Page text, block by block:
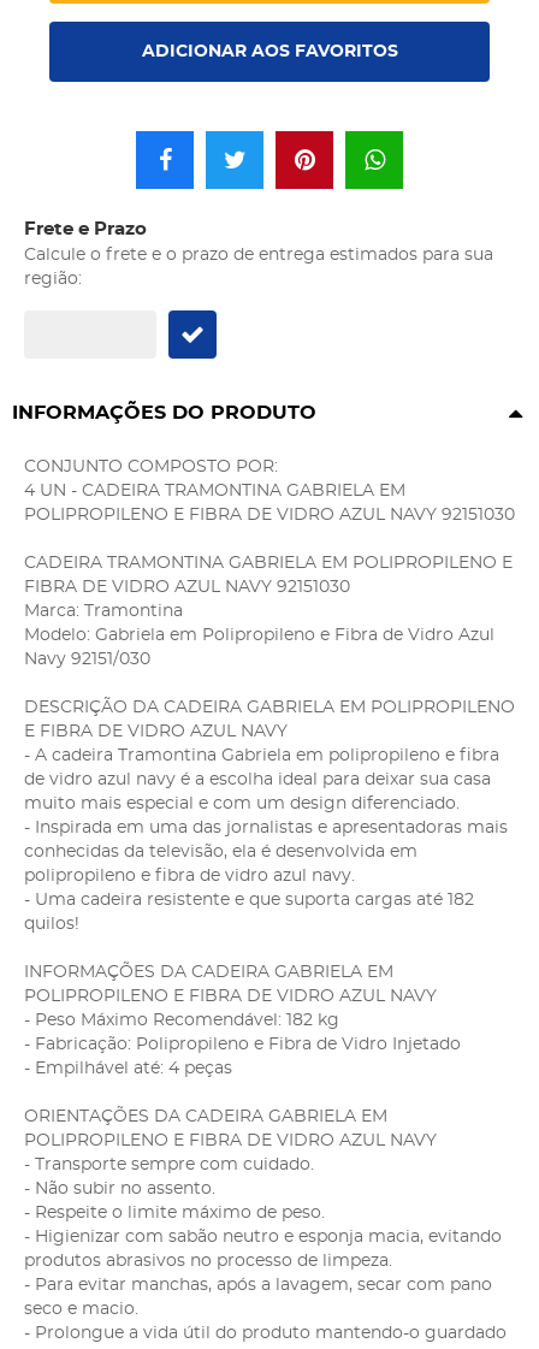
ADICIONAR AOS FAVORITOS
Frete e Prazo
Calcule o frete e o prazo de entrega estimados para sua
região:
INFORMAÇÕES DO PRODUTO
CONJUNTO COMPOSTO POR:
4 UN - CADEIRA TRAMONTINA GABRIELA EM
POLIPROPILENO E FIBRA DE VIDRO AZUL NAVY 92151030
CADEIRA TRAMONTINA GABRIELA EM POLIPROPILENO E
FIBRA DE VIDRO AZUL NAVY 92151030
Marca: Tramontina
Modelo: Gabriela em Polipropileno e Fibra de Vidro Azul
Navy 92151/030
DESCRIÇÃO DA CADEIRA GABRIELA EM POLIPROPILENO
E FIBRA DE VIDRO AZUL NAVY
- A cadeira Tramontina Gabriela em polipropileno e fibra
de vidro azul navy é a escolha ideal para deixar sua casa
muito mais especial e com um design diferenciado.
- Inspirada em uma das jornalistas e apresentadoras mais
conhecidas da televisão, ela é desenvolvida em
polipropileno e fibra de vidro azul navy.
- Uma cadeira resistente e que suporta cargas até 182
quilos!
INFORMAÇÕES DA CADEIRA GABRIELA EM
POLIPROPILENO E FIBRA DE VIDRO AZUL NAVY
- Peso Máximo Recomendável: 182 kg
- Fabricação: Polipropileno e Fibra de Vidro Injetado
- Empilhável até: 4 peças
ORIENTAÇÕES DA CADEIRA GABRIELA EM
POLIPROPILENO E FIBRA DE VIDRO AZUL NAVY
- Transporte sempre com cuidado.
- Não subir no assento.
- Respeite o limite máximo de peso.
- Higienizar com sabão neutro e esponja macia, evitando
produtos abrasivos no processo de limpeza.
- Para evitar manchas, após a lavagem, secar com pano
seco e macio.
- Prolongue a vida útil do produto mantendo-o guardado